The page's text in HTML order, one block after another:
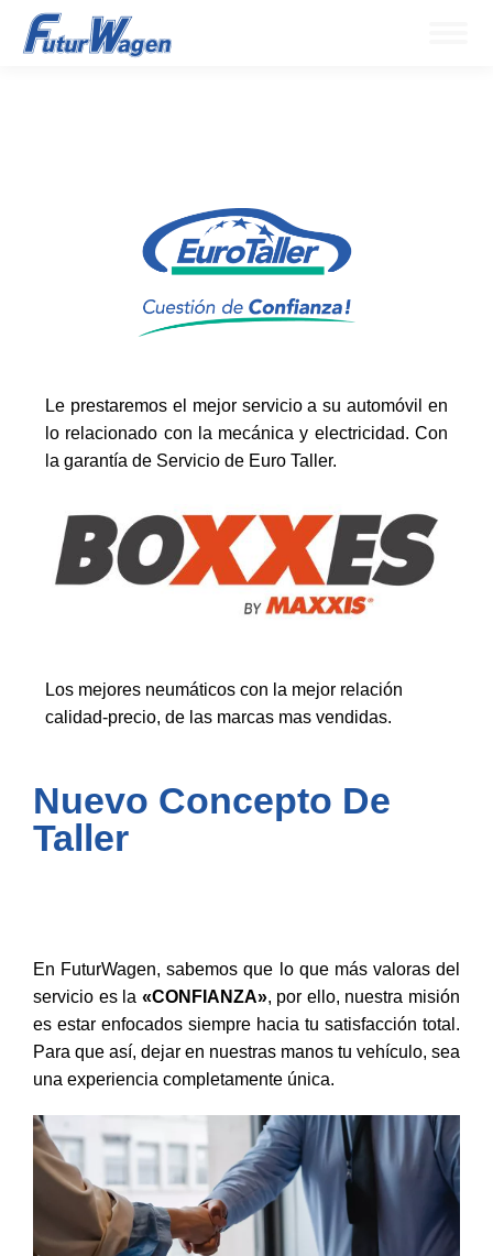
Le prestaremos el mejor servicio a su automóvil en
lo relacionado con la mecánica y electricidad. Con
la garantía de Servicio de Euro Taller.
Los mejores neumáticos con la mejor relación
calidad-precio, de las marcas mas vendidas.
Nuevo Concepto De
Taller
En FuturWagen, sabemos que lo que más valoras del
servicio es la «CONFIANZA», por ello, nuestra misión
es estar enfocados siempre hacia tu satisfacción total.
Para que así, dejar en nuestras manos tu vehículo, sea
una experiencia completamente única.